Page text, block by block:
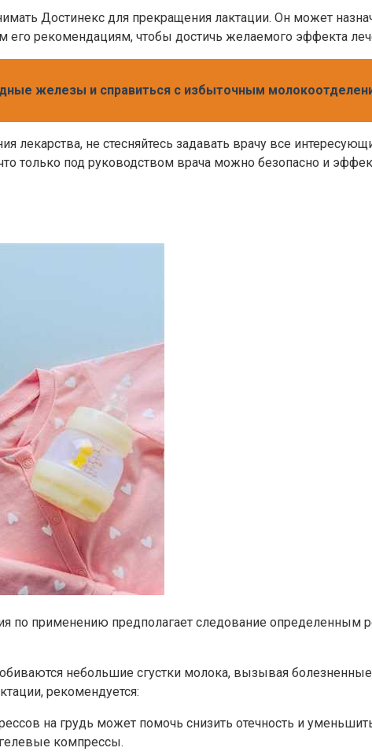
Достинекс для прекращения лактации. Он может
его рекомендациям, чтобы достичь желаемого эффекта
железы и справиться с избыточным
лекарства, не стесняйтесь задавать врачу все
только под руководством врача можно безопасно и
по применению предполагает следование определенным
небольшие сгустки молока, вызывая
рекомендуется:
на грудь может помочь снизить отечность и
компрессы.